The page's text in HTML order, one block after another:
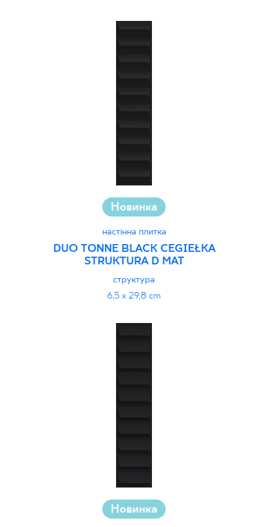
Новинка
настінна плитка
DUO TONNE BLACK CEGIEŁKA
STRUKTURA D MAT
структура
6,5 x 29,8 cm
Новинка